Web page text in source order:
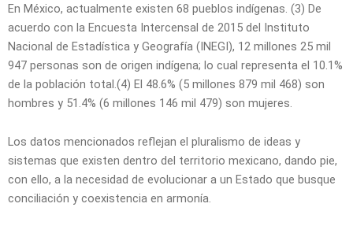
En México, actualmente existen 68 pueblos indígenas. (3) De
acuerdo con la Encuesta Intercensal de 2015 del Instituto
Nacional de Estadística y Geografía (INEGI), 12 millones 25 mil
947 personas son de origen indígena; lo cual representa el 10.1%
de la población total.(4) El 48.6% (5 millones 879 mil 468) son
hombres y 51.4% (6 millones 146 mil 479) son mujeres.
Los datos mencionados reflejan el pluralismo de ideas y
sistemas que existen dentro del territorio mexicano, dando pie,
con ello, a la necesidad de evolucionar a un Estado que busque
conciliación y coexistencia en armonía.